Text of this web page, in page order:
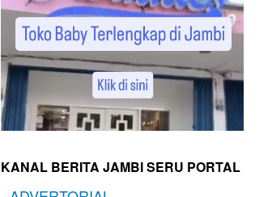
KANAL BERITA JAMBI SERU PORTAL